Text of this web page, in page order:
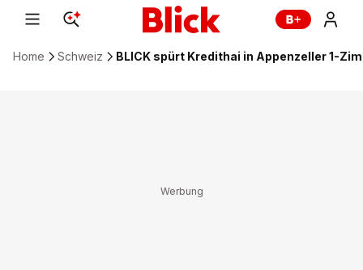
Home Schweiz BLICK spürt Kredithai in Appenzeller 1-